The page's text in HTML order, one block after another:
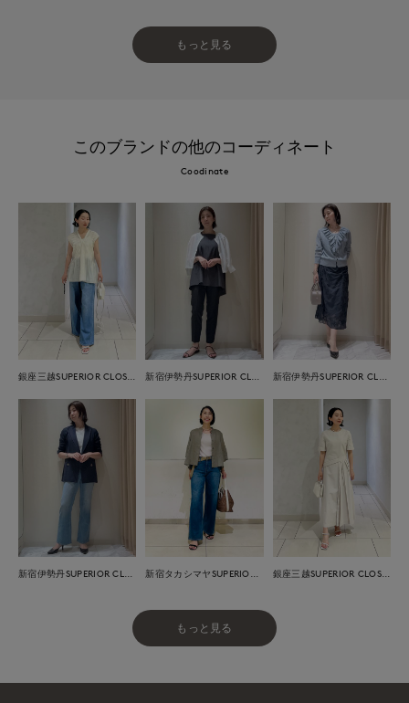
もっと見る
このブランドの他のコーディネート
Coodinate
もっと見る